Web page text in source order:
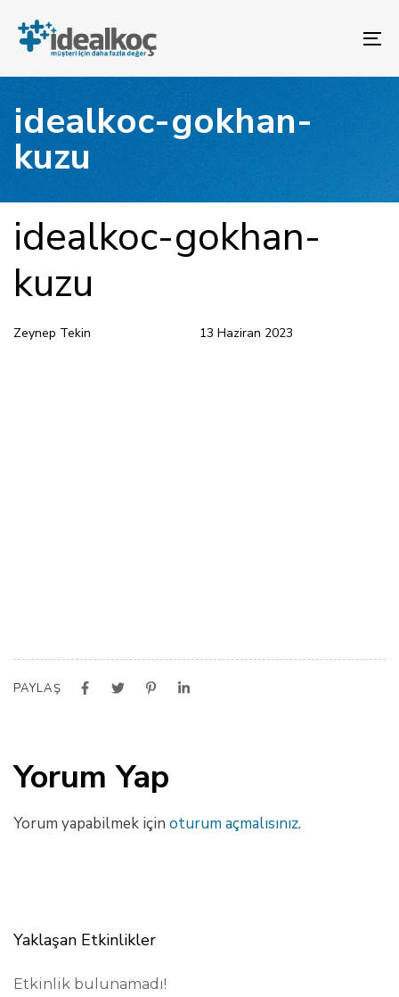
atla
gezinme
bölümüne
geç
atlaidealkoc-gokhan-
kuzu
idealkoc-gokhan-
kuzu
Zeynep Tekin 13 Haziran 2023
PAYLAŞ
Yorum Yap
Yorum yapabilmek için oturum açmalısınız.
Yaklaşan Etkinlikler
Etkinlik bulunamadı!